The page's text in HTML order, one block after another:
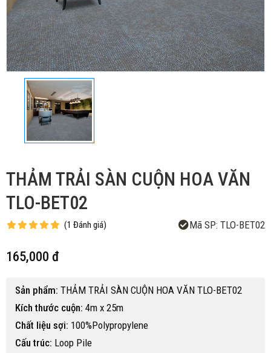
THẢM TRẢI SÀN CUỘN HOA VĂN
TLO-BET02
(1 Đánh giá) Mã SP: TLO-BET02
165,000 đ
Sản phẩm: THẢM TRẢI SÀN CUỘN HOA VĂN TLO-BET02
Kích thước cuộn: 4m x 25m
Chất liệu sợi: 100%Polypropylene
Cấu trúc: Loop Pile